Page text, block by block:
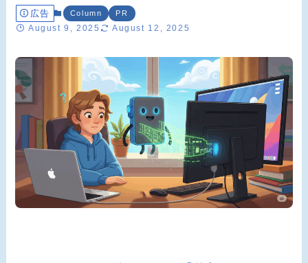
広告 Column PR
August 9, 2025 August 12, 2025